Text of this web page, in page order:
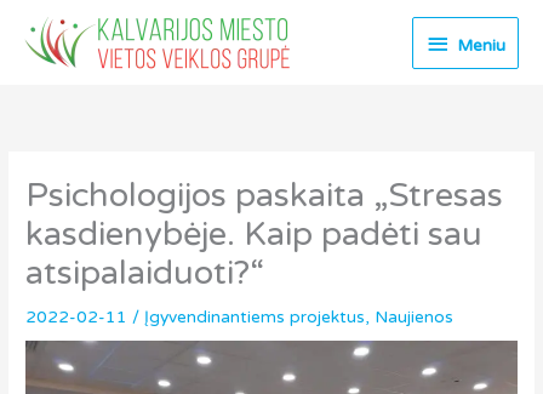
prie
turinio
Meniu
Meniu
Psichologijos paskaita „Stresas
kasdienybėje. Kaip padėti sau
atsipalaiduoti?“
2022-02-11 / Įgyvendinantiems projektus, Naujienos